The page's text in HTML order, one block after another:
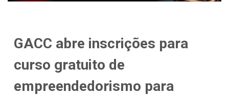
GACC abre inscrições para
curso gratuito de
empreendedorismo para